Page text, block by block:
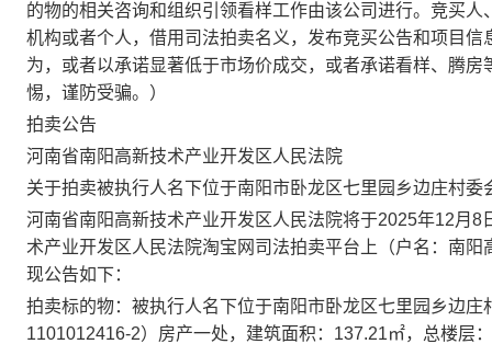
的物的相关咨询和组织引领看样工作由该公司进行。竞买
机构或者个人，借用司法拍卖名义，发布竞买公告和项目
为，或者以承诺显著低于市场价成交，或者承诺看样、腾
惕，谨防受骗。）
拍卖公告
河南省南阳高新技术产业开发区人民法院
关于拍卖被执行人名下位于南阳市卧龙区七里园乡边庄村委
河南省南阳高新技术产业开发区人民法院将于2025年12月 8
术产业开发区人民法院淘宝网司法拍卖平台上（户名：南
现公告如下：
拍卖标的物： 被执行人名下位于南阳市卧龙区七里园乡边庄
1101012416-2）房产一处，建筑面积： 137.21㎡，总楼层：